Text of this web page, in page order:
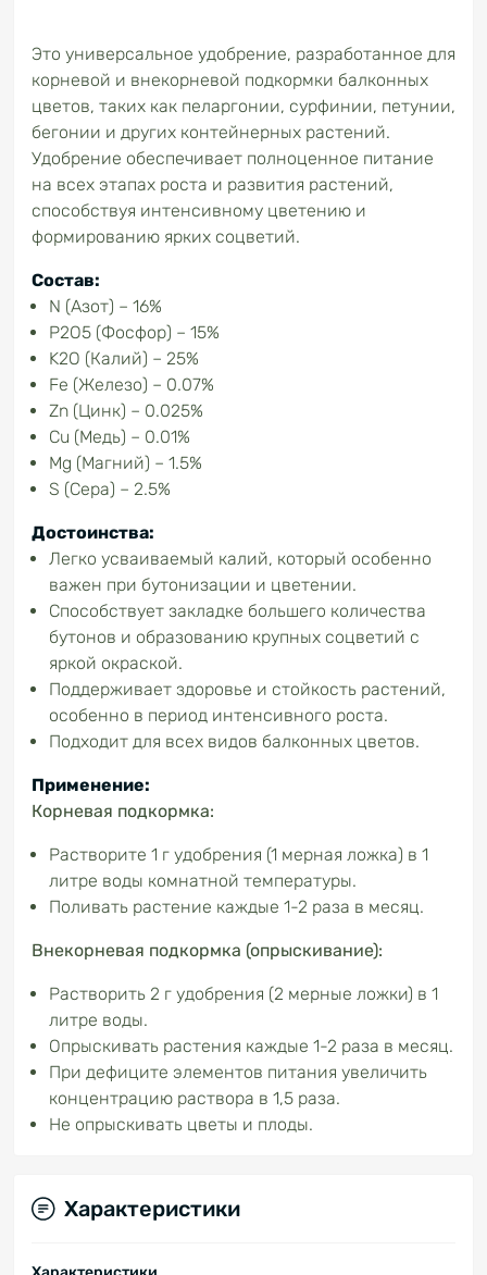
Это универсальное удобрение, разработанное для
корневой и внекорневой подкормки балконных
цветов, таких как пеларгонии, сурфинии, петунии,
бегонии и других контейнерных растений.
Удобрение обеспечивает полноценное питание
на всех этапах роста и развития растений,
способствуя интенсивному цветению и
формированию ярких соцветий.
Состав:
N (Азот) – 16%
P2O5 (Фосфор) – 15%
K2O (Калий) – 25%
Fe (Железо) – 0.07%
Zn (Цинк) – 0.025%
Cu (Медь) – 0.01%
Mg (Магний) – 1.5%
S (Сера) – 2.5%
Достоинства:
Легко усваиваемый калий, который особенно
важен при бутонизации и цветении.
Способствует закладке большего количества
бутонов и образованию крупных соцветий с
яркой окраской.
Поддерживает здоровье и стойкость растений,
особенно в период интенсивного роста.
Подходит для всех видов балконных цветов.
Применение:
Корневая подкормка:
Растворите 1 г удобрения (1 мерная ложка) в 1
литре воды комнатной температуры.
Поливать растение каждые 1-2 раза в месяц.
Внекорневая подкормка (опрыскивание):
Растворить 2 г удобрения (2 мерные ложки) в 1
литре воды.
Опрыскивать растения каждые 1-2 раза в месяц.
При дефиците элементов питания увеличить
концентрацию раствора в 1,5 раза.
Не опрыскивать цветы и плоды.
Характеристики